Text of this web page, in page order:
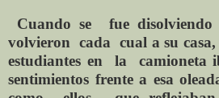
Cuando se
fue
volvieron cada cual a su
estudiantes en la camioneta
sentimientos frente a esa